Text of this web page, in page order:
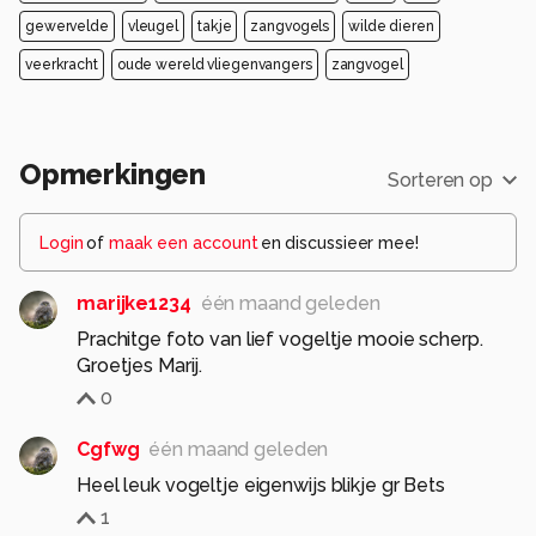
gewervelde vleugel takje zangvogels wilde dieren
veerkracht oude wereld vliegenvangers zangvogel
Opmerkingen Sorteren op
Loginof maak een account en discussieer mee!
marijke1234 één maand geleden
Prachitge foto van lief vogeltje mooie scherp.
Groetjes Marij.
0
Cgfwg één maand geleden
Heel leuk vogeltje eigenwijs blikje gr Bets
1